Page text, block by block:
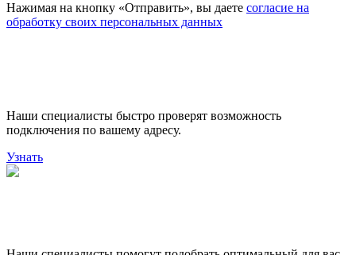
Нажимая на кнопку «Отправить», вы даете согласие на
обработку своих персональных данных
Наши специалисты быстро проверят возможность
подключения по вашему адресу.
Узнать